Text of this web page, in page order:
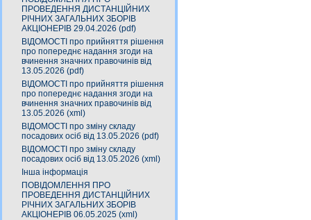
ПРОВЕДЕННЯ ДИСТАНЦІЙНИХ
РІЧНИХ ЗАГАЛЬНИХ ЗБОРІВ
АКЦІОНЕРІВ 29.04.2026 (pdf)
ВІДОМОСТІ про прийняття рішення
про попереднє надання згоди на
вчинення значних правочинів від
13.05.2026 (pdf)
ВІДОМОСТІ про прийняття рішення
про попереднє надання згоди на
вчинення значних правочинів від
13.05.2026 (xml)
ВІДОМОСТІ про зміну складу
посадових осіб від 13.05.2026 (pdf)
ВІДОМОСТІ про зміну складу
посадових осіб від 13.05.2026 (xml)
Інша інформація
ПОВІДОМЛЕННЯ ПРО
ПРОВЕДЕННЯ ДИСТАНЦІЙНИХ
РІЧНИХ ЗАГАЛЬНИХ ЗБОРІВ
АКЦІОНЕРІВ 06.05.2025 (xml)